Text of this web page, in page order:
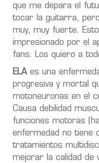
que me depara el
tocar la guitarra,
muy, muy fuerte.
impresionado por el
fans. Los quiero a
ELAes una
progresiva y mortal
motoneuronas en el
Causa debilidad
funciones motoras
enfermedad no tiene
tratamientos
mejorar la calidad de